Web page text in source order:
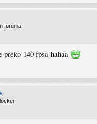
foruma
preko 140 fpsa hahaa